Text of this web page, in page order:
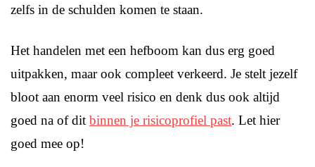
zelfs in de schulden komen te staan.
Het handelen met een hefboom kan dus erg goed
uitpakken, maar ook compleet verkeerd. Je stelt jezelf
bloot aan enorm veel risico en denk dus ook altijd
goed na of dit binnen je risicoprofiel past. Let hier
goed mee op!